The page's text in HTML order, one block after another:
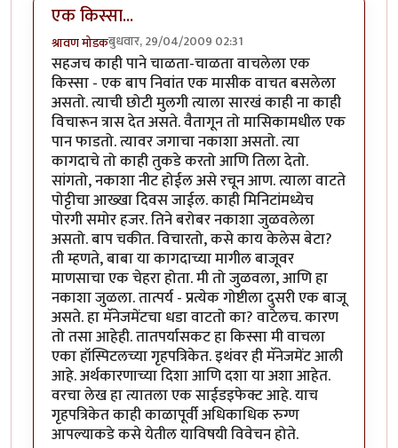
एक किस्सा...
श्रावण मोडकबुधवार, 29/04/2009 02:31
सहजच काही पाने चाळता-चाळता वाचलेला एक
किस्सा - एक बाप निवांत एक मासीक वाचत बसलेला
असतो. त्याची छोटी मुलगी त्याला सारखं काही ना काही
विचारून त्रास देत असते. वैतागून तो मासिकामधील एक
पान फाडतो. त्यावर जगाचा नकाशा असतो. त्या
कागदाचे तो काही तुकडे करतो आणि तिला देतो.
सांगतो, नकाशा नीट होईल असे रचून आण. त्याला वाटते
पोट्टीचा आख्खा दिवस जाईल. काही मिनिटांमध्येच
पोरगी समोर हजर. तिने बरोबर नकाशा जुळवलेला
असतो. बाप चकीत. विचारतो, कसे काय केलेस बेटा?
ती म्हणते, बाबा या कागदाच्या मागील बाजूवर
माणसाचा एक चेहरा होता. मी तो जुळवला, आणि हा
नकाशा जुळला. तात्पर्य - प्रत्येक गोष्टीला दुसरी एक बाजू
असते. हा मॅनेजमेंटचा धडा वाटतो का? वाटेलच. कारण
तो तसा आहेही. तातपर्यासकट हा किस्सा मी वाचला
एका हॉस्पिटलच्या गृहपत्रिकेत. इथंवर ही मॅनेजमेंट आली
आहे. अर्थकारणाच्या दिशा आणि दशा या अशा आहेत.
वरचा लेख हा त्यातला एक साईडइफेक्ट आहे. याच
गृहपत्रिकेत काही काळापूर्वी अधिकाधिक रुग्ण
आपल्याकडे कसे येतील याविषयी विवेचन होते.